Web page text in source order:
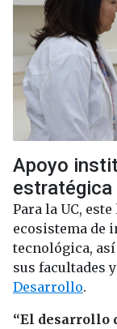
Apoyo
estratégica
Para la UC,
ecosistema de
tecnológica,
sus facultades
Desarrollo.
“El desarrollo